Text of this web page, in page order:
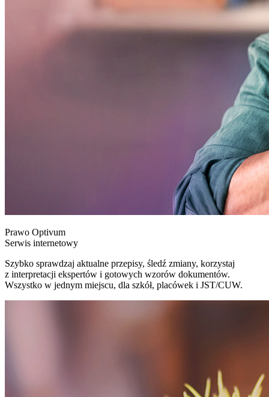
Prawo Optivum
Serwis internetowy
Szybko sprawdzaj aktualne przepisy, śledź zmiany, korzystaj
z interpretacji ekspertów i gotowych wzorów dokumentów.
Wszystko w jednym miejscu, dla szkół, placówek i JST/CUW.